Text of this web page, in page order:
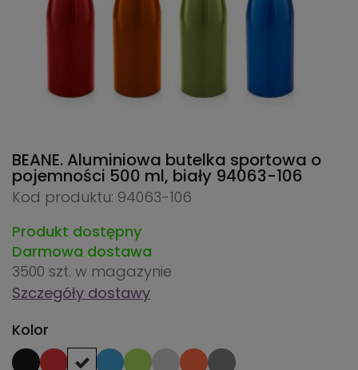
BEANE. Aluminiowa butelka sportowa o
pojemności 500 ml, biały 94063-106
Kod produktu: 94063-106
Produkt dostępny
Darmowa dostawa
3500 szt. w magazynie
Szczegóły dostawy
Kolor